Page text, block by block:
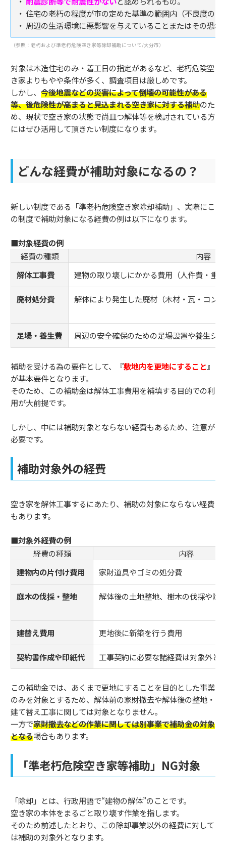
・ 住宅の老朽の程度が市の定めた基準の範囲内（不良度の評
・ 周辺の生活環境に悪影響を与えていることまたはその恐れ
（参照：老朽および準老朽危険空き家等除却補助について/大分市）
対象は木造住宅のみ・着工日の指定があるなど、老朽危険空
き家よりもやや条件が多く、調査項目は厳しめです。
しかし、 今後地震などの災害によって倒壊の可能性がある
等、後危険性が高まると見込まれる空き家に対する補助のた
め、現状で空き家の状態で尚且つ解体等を検討されている方
にはぜひ活用して頂きたい制度になります。
どんな経費が補助対象になるの？
新しい制度である「準老朽危険空き家除却補助」、実際にこ
の制度で補助対象になる経費の例は以下になります。
■対象経費の例
経費の種類
内容
解体工事費
建物の取り壊しにかかる費用（人件費・重
廃材処分費 解体により発生した廃材（木材・瓦・コン
足場・養生費 周辺の安全確保のための足場設置や養生シ
補助を受ける為の要件として、『敷地内を更地にすること』
が基本要件となります。
そのため、この補助金は解体工事費用を補填する目的での利
用が大前提です。
しかし、中には補助対象とならない経費もあるため、注意が
必要です。
補助対象外の経費
空き家を解体工事するにあたり、補助の対象にならない経費
もあります。
■対象外経費の例
経費の種類
内容
建物内の片付け費用
家財道具やゴミの処分費
庭木の伐採・整地 解体後の土地整地、樹木の伐採や除
建替え費用 更地後に新築を行う費用
契約書作成や印紙代 工事契約に必要な諸経費は対象外と
この補助金では、あくまで更地にすることを目的とした事業
のみを対象とするため、解体前の家財撤去や解体後の整地・
建て替え工事に関しては対象となりません。
一方で家財撤去などの作業に関しては別事業で補助金の対象
となる場合もあります。
「準老朽危険空き家等補助」NG対象
「除却」とは、行政用語で“建物の解体”のことです。
空き家の本体をまるごと取り壊す作業を指します。
そのため前述したとおり、この除却事業以外の経費に対して
は補助の対象外となります。